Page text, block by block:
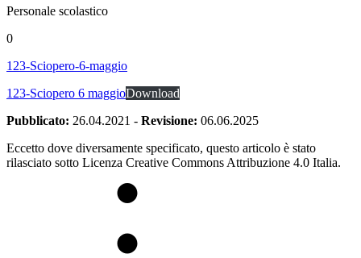
Personale scolastico
0
123-Sciopero-6-maggio
123-Sciopero 6 maggioDownload
Pubblicato: 26.04.2021 - Revisione: 06.06.2025
Eccetto dove diversamente specificato, questo articolo è stato
rilasciato sotto Licenza Creative Commons Attribuzione 4.0 Italia.